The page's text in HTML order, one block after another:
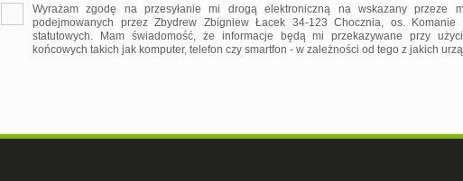
Wyrażam zgodę na przesyłanie mi drogą elektroniczną na wskazany przeze
podejmowanych przez Zbydrew Zbigniew Łacek 34-123 Chocznia, os. Komanie
statutowych. Mam świadomość, że informacje będą mi przekazywane przy
końcowych takich jak komputer, telefon czy smartfon - w zależności od tego z jakich